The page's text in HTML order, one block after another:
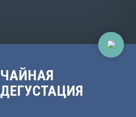
ЧАЙНАЯ
ДЕГУСТАЦИЯ